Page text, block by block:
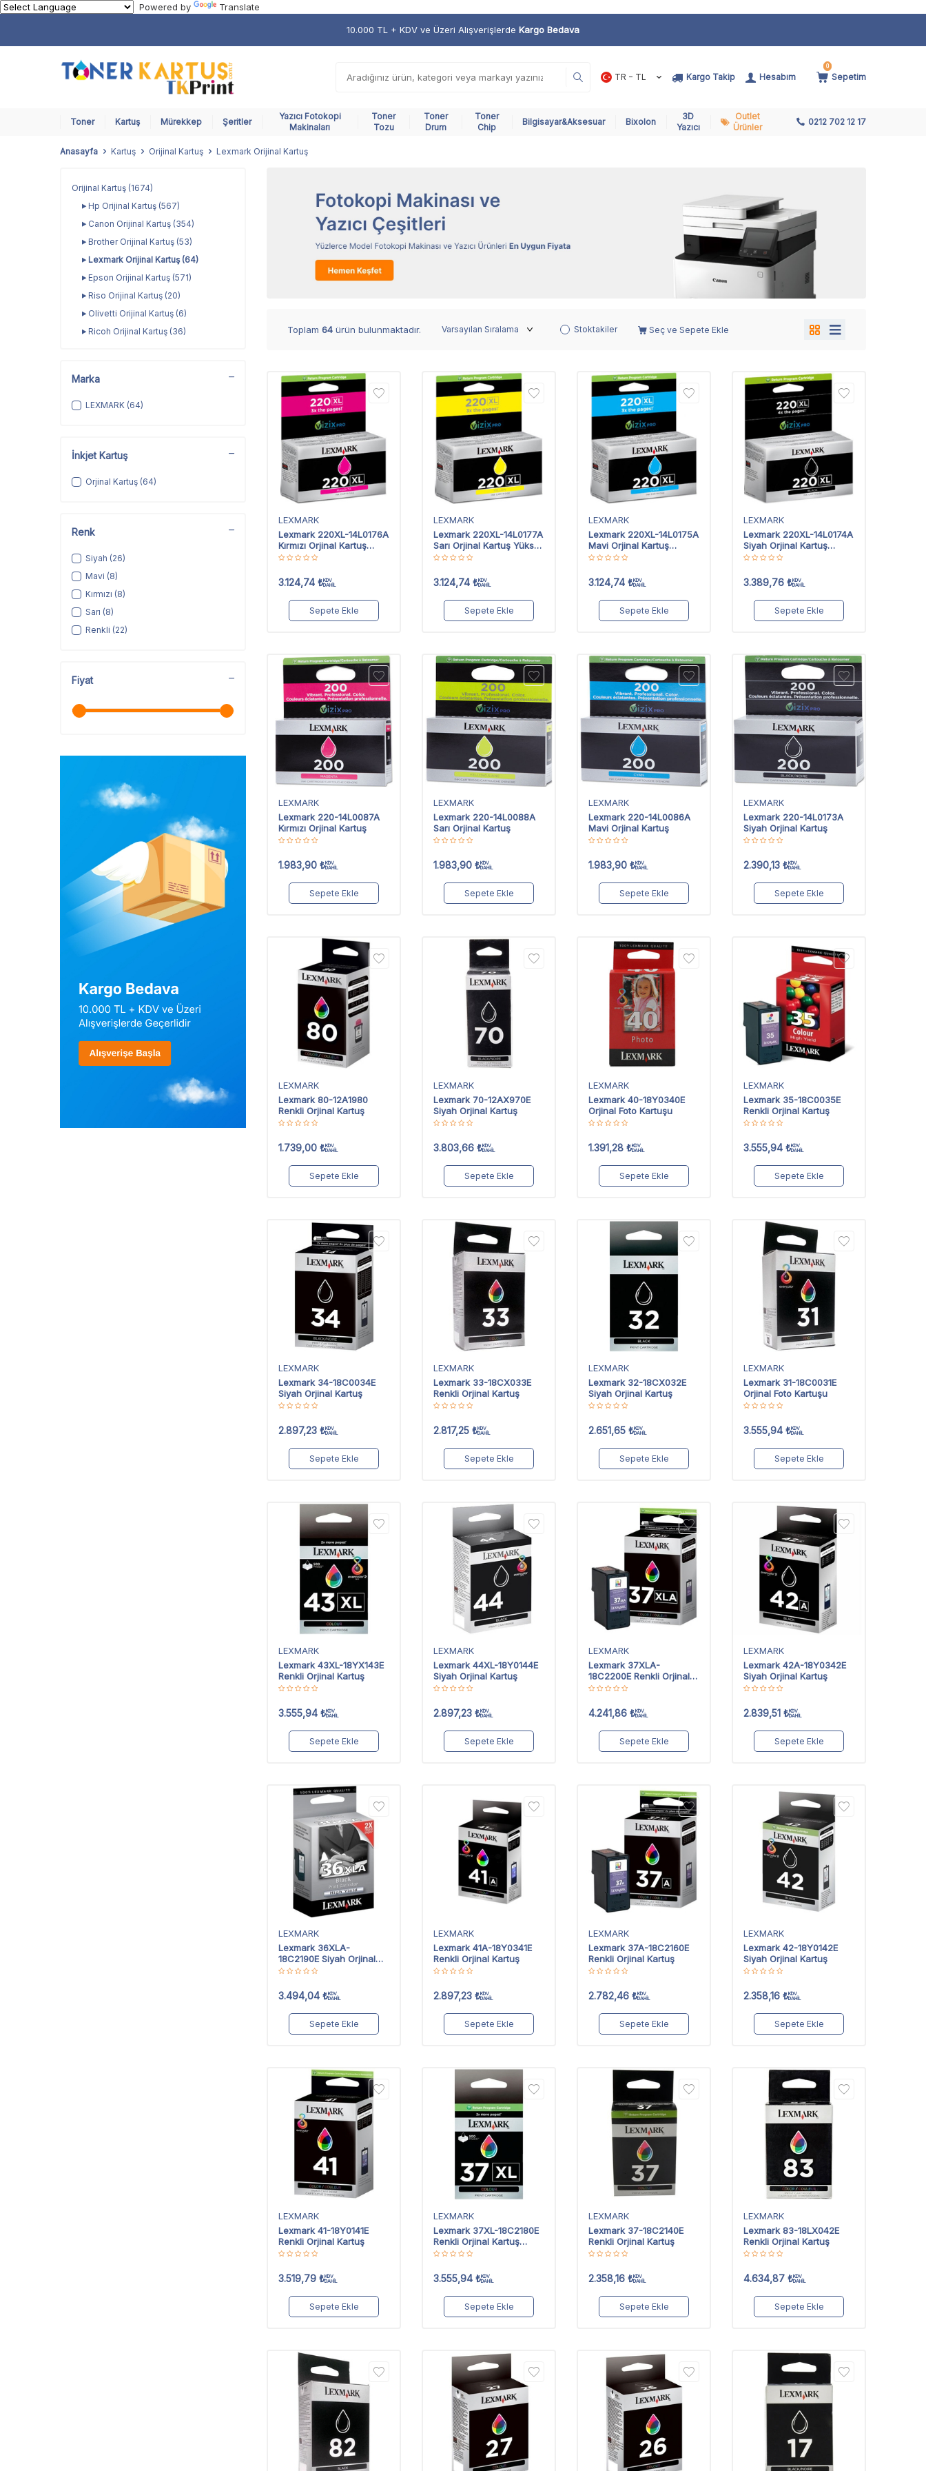
Powered by Translate
10.000 TL + KDV ve Üzeri Alışverişlerde Kargo Bedava
TR − TL Kargo Takip Hesabım
0
Sepetim
Toner Kartuş Mürekkep Şeritler
Yazıcı Fotokopi
Makinaları
Toner
Tozu
Toner
Drum
Toner
Chip
Bilgisayar&Aksesuar Bixolon
3D
Yazıcı
Outlet
Ürünler
0212 702 12 17
Anasayfa Kartuş Orijinal Kartuş Lexmark Orijinal Kartuş
Orijinal Kartuş (1674)
Hp Orijinal Kartuş (567)
Canon Orijinal Kartuş (354)
Brother Orijinal Kartuş (53)
Lexmark Orijinal Kartuş (64)
Epson Orijinal Kartuş (571)
Riso Orijinal Kartuş (20)
Olivetti Orijinal Kartuş (6)
Ricoh Orijinal Kartuş (36)
Marka
LEXMARK (64)
İnkjet Kartuş
Orjinal Kartuş (64)
Renk
Siyah (26)
Mavi (8)
Kırmızı (8)
Sarı (8)
Renkli (22)
Fiyat
Toplam 64 ürün bulunmaktadır. Stoktakiler Seç ve Sepete Ekle
LEXMARK
Lexmark 220XL-14L0176A
Kırmızı Orjinal Kartuş
Yüksek Kapasiteli
3.124,74 ₺KDV
DAHİL
Sepete Ekle
LEXMARK
Lexmark 220XL-14L0177A
Sarı Orjinal Kartuş Yüksek
Kapasiteli
3.124,74 ₺KDV
DAHİL
Sepete Ekle
LEXMARK
Lexmark 220XL-14L0175A
Mavi Orjinal Kartuş
Yüksek Kapasiteli
3.124,74 ₺KDV
DAHİL
Sepete Ekle
LEXMARK
Lexmark 220XL-14L0174A
Siyah Orjinal Kartuş
Yüksek Kapasiteli
3.389,76 ₺KDV
DAHİL
Sepete Ekle
LEXMARK
Lexmark 220-14L0087A
Kırmızı Orjinal Kartuş
1.983,90 ₺KDV
DAHİL
Sepete Ekle
LEXMARK
Lexmark 220-14L0088A
Sarı Orjinal Kartuş
1.983,90 ₺KDV
DAHİL
Sepete Ekle
LEXMARK
Lexmark 220-14L0086A
Mavi Orjinal Kartuş
1.983,90 ₺KDV
DAHİL
Sepete Ekle
LEXMARK
Lexmark 220-14L0173A
Siyah Orjinal Kartuş
2.390,13 ₺KDV
DAHİL
Sepete Ekle
LEXMARK
Lexmark 80-12A1980
Renkli Orjinal Kartuş
1.739,00 ₺KDV
DAHİL
Sepete Ekle
LEXMARK
Lexmark 70-12AX970E
Siyah Orjinal Kartuş
3.803,66 ₺KDV
DAHİL
Sepete Ekle
LEXMARK
Lexmark 40-18Y0340E
Orjinal Foto Kartuşu
1.391,28 ₺KDV
DAHİL
Sepete Ekle
LEXMARK
Lexmark 35-18C0035E
Renkli Orjinal Kartuş
3.555,94 ₺KDV
DAHİL
Sepete Ekle
LEXMARK
Lexmark 34-18C0034E
Siyah Orjinal Kartuş
2.897,23 ₺KDV
DAHİL
Sepete Ekle
LEXMARK
Lexmark 33-18CX033E
Renkli Orjinal Kartuş
2.817,25 ₺KDV
DAHİL
Sepete Ekle
LEXMARK
Lexmark 32-18CX032E
Siyah Orjinal Kartuş
2.651,65 ₺KDV
DAHİL
Sepete Ekle
LEXMARK
Lexmark 31-18C0031E
Orjinal Foto Kartuşu
3.555,94 ₺KDV
DAHİL
Sepete Ekle
LEXMARK
Lexmark 43XL-18YX143E
Renkli Orjinal Kartuş
3.555,94 ₺KDV
DAHİL
Sepete Ekle
LEXMARK
Lexmark 44XL-18Y0144E
Siyah Orjinal Kartuş
2.897,23 ₺KDV
DAHİL
Sepete Ekle
LEXMARK
Lexmark 37XLA-
18C2200E Renkli Orjinal
Kartuş Yüksek Kapasiteli
4.241,86 ₺KDV
DAHİL
Sepete Ekle
LEXMARK
Lexmark 42A-18Y0342E
Siyah Orjinal Kartuş
2.839,51 ₺KDV
DAHİL
Sepete Ekle
LEXMARK
Lexmark 36XLA-
18C2190E Siyah Orjinal
Kartuş Yüksek Kapasiteli
3.494,04 ₺KDV
DAHİL
Sepete Ekle
LEXMARK
Lexmark 41A-18Y0341E
Renkli Orjinal Kartuş
2.897,23 ₺KDV
DAHİL
Sepete Ekle
LEXMARK
Lexmark 37A-18C2160E
Renkli Orjinal Kartuş
2.782,46 ₺KDV
DAHİL
Sepete Ekle
LEXMARK
Lexmark 42-18Y0142E
Siyah Orjinal Kartuş
2.358,16 ₺KDV
DAHİL
Sepete Ekle
LEXMARK
Lexmark 41-18Y0141E
Renkli Orjinal Kartuş
3.519,79 ₺KDV
DAHİL
Sepete Ekle
LEXMARK
Lexmark 37XL-18C2180E
Renkli Orjinal Kartuş
Yüksek Kapasiteli
3.555,94 ₺KDV
DAHİL
Sepete Ekle
LEXMARK
Lexmark 37-18C2140E
Renkli Orjinal Kartuş
2.358,16 ₺KDV
DAHİL
Sepete Ekle
LEXMARK
Lexmark 83-18LX042E
Renkli Orjinal Kartuş
4.634,87 ₺KDV
DAHİL
Sepete Ekle